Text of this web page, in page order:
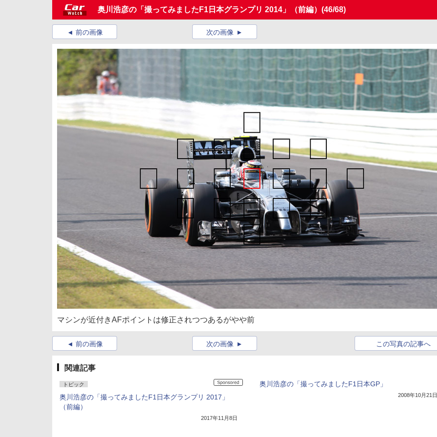
奥川浩彦の「撮ってみましたF1日本グランプリ 2014」（前編） (46/68)
前の画像 次の画像
マシンが近付きAFポイントは修正されつつあるがやや前
前の画像 この写真の記事へ
次の画像
関連記事
トピック
奥川浩彦の「撮ってみましたF1日本グランプリ 2017」
（前編）
2017年11月8日
奥川浩彦の「撮ってみましたF1日本GP」
2008年10月21日